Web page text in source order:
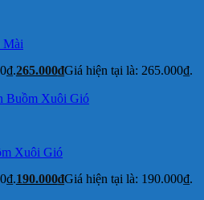
Mài
265.000₫Giá hiện tại là: 265.000₫.
Xuôi Gió
190.000₫Giá hiện tại là: 190.000₫.